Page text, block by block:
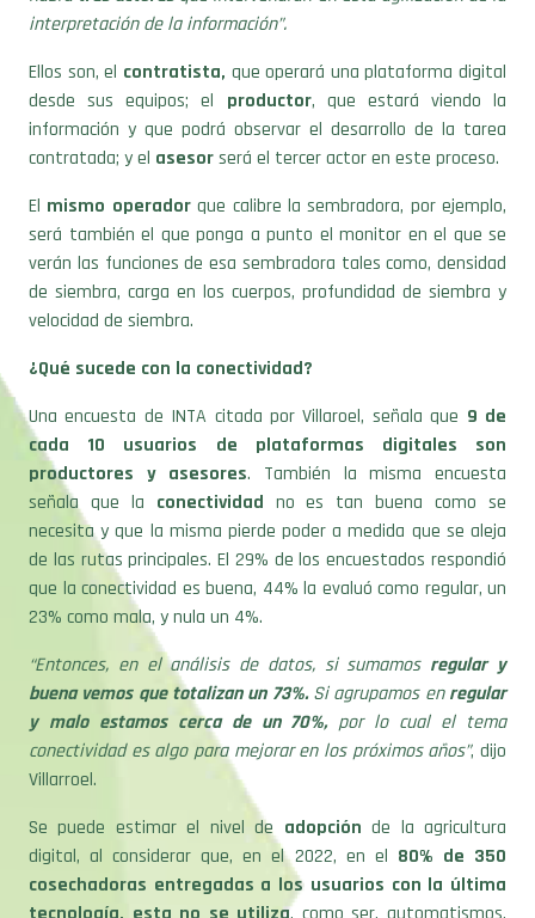
Ellos son, elcontratista,que operará una plataforma digital
desde sus equipos; el productor, que estará viendo la
información y que podrá observar el desarrollo de la tarea
contratada; y elasesorserá el tercer actor en este proceso.
Elmismo operadorque calibre la sembradora, por ejemplo,
será también el que ponga a punto el monitor en el que se
verán las funciones de esa sembradora tales como, densidad
de siembra, carga en los cuerpos, profundidad de siembra y
velocidad de siembra.
¿Qué sucede con la conectividad?
Una encuesta de INTA citada por Villaroel, señala que
cada 10 usuarios de plataformas digitales son
productores y asesores
. También la misma encuesta
señala que laconectividad no es tan buena como se
necesita y que la misma pierde poder a medida que se aleja
de las rutas principales. El 29% de los encuestados respondió
que la conectividad es buena, 44% la evaluó como regular, un
23% como mala, y nula un 4%.
“Entonces, en el análisis de datos, si sumamos
buena vemos que totalizan un 73%.Si agrupamos enregular
y malo estamos cerca de un 70%,por lo cual el tema
conectividad es algo para mejorar en los próximos años”, dijo
Villarroel.
Se puede estimar el nivel de
digital, al considerar que, en el 2022, en el 80% de 350
cosechadoras entregadas a los usuarios con la última
tecnología, esta no se utiliza, como ser, automatismos,
robótica, inteligencia artificial, con balanza para